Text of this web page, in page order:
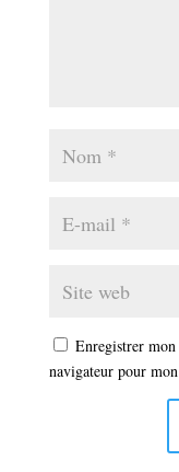
Enregistrer
navigateur pour